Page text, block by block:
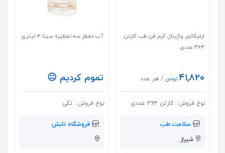
اپلیکاتور واژینال کرم فن طب کارتن
۳۶۴ عددی
۴۱,۸۲۰ تومان / هر عدد
نوع فروش : کارتن ۳۶۴ عددی
سلامت طب
شیراز
آب مقطر سه تقطیره سینا ۴ لیتری
تموم کردیم 😐
نوع فروش : تکی
فروشگاه تابش